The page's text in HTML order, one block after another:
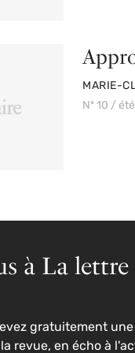
PAR
MARIE-
Nº 10 /
à La lettre
gratuitement
revue, en écho à